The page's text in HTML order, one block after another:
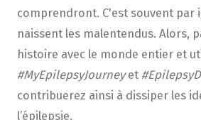
comprendront. C'est souvent par
naissent les malentendus. Alors,
histoire avec le monde entier et
#MyEpilepsyJourneyet
contribuerez ainsi à dissiper les
l’épilepsie.